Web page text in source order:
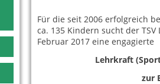
Für die seit 2006 erfolgreich
ca. 135 Kindern sucht der
Februar 2017
Lehrkraft
zur